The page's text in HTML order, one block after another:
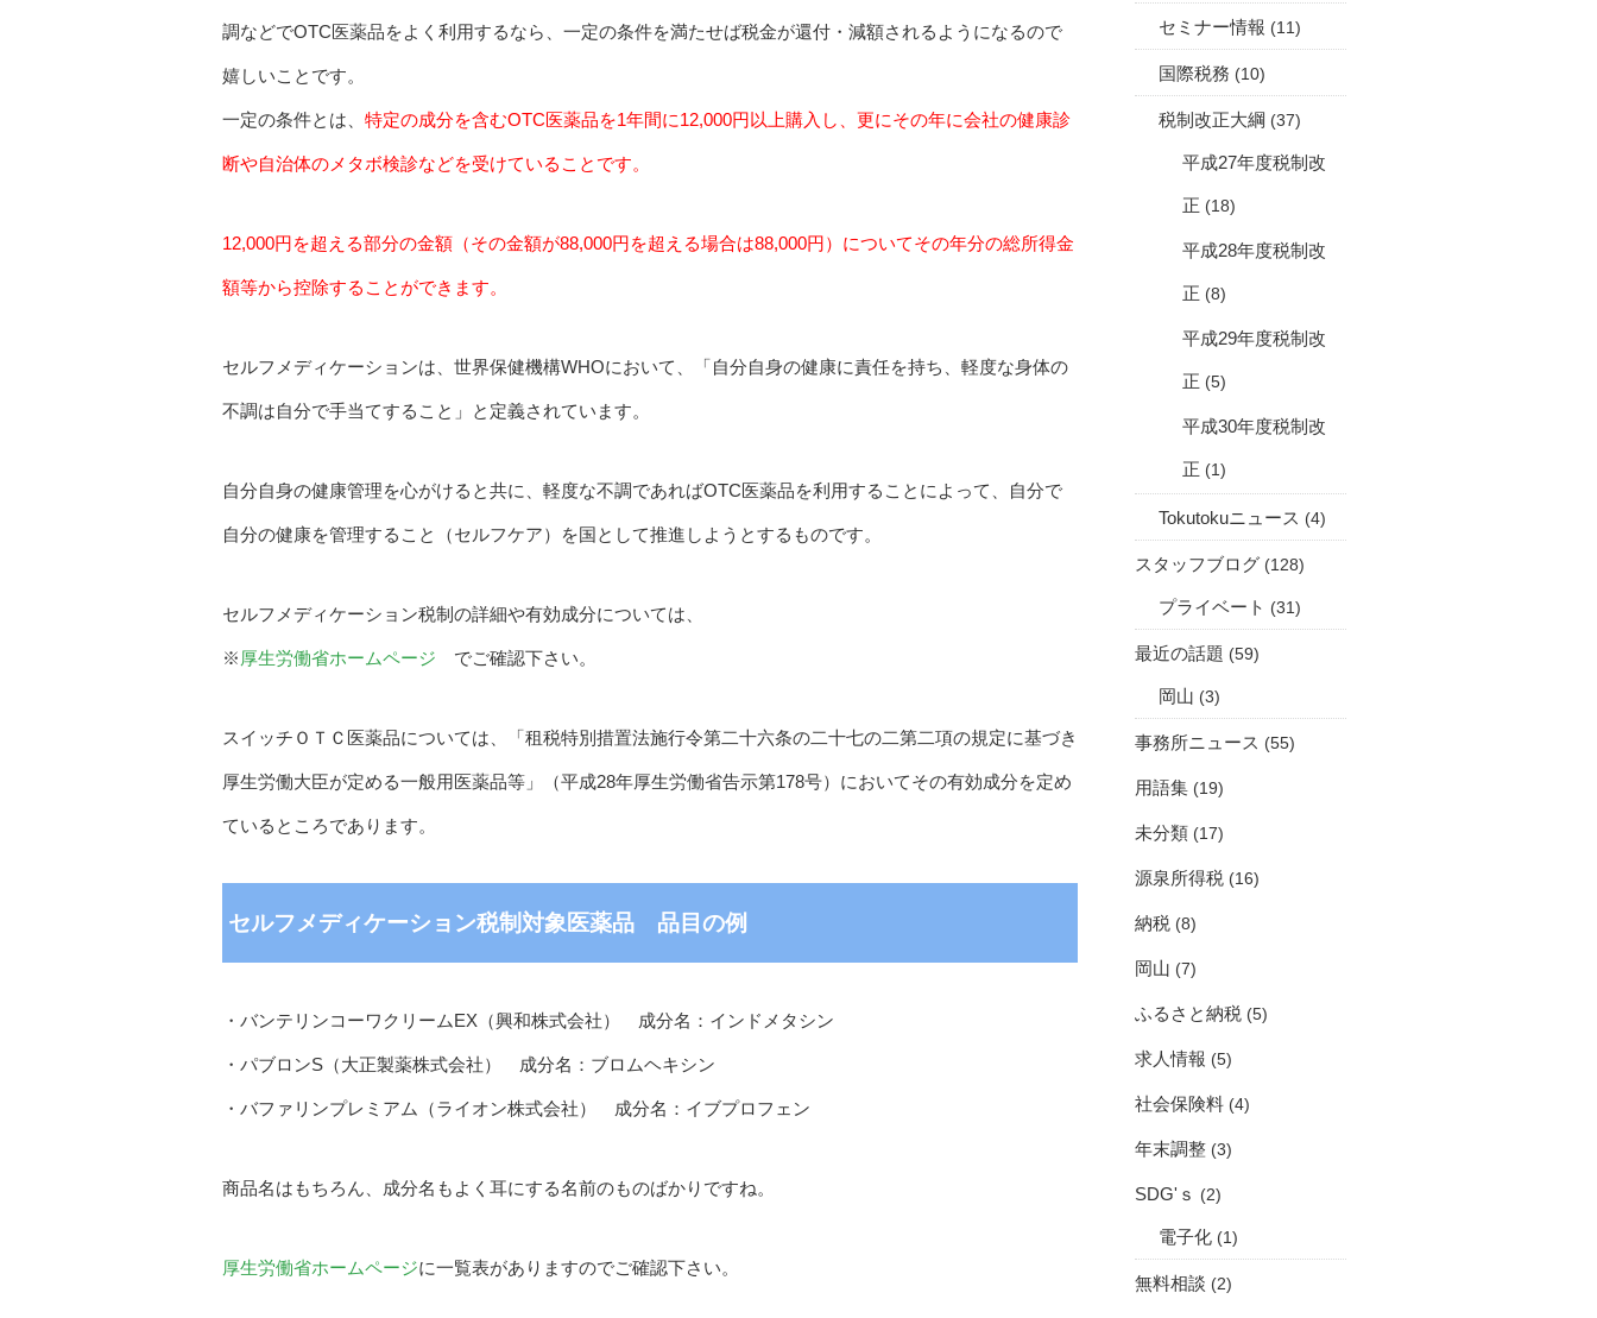
調などでOTC医薬品をよく利用するなら、一定の条件を満たせば税金が還付・減額されるようになるので
嬉しいことです。
一定の条件とは、 特定の成分を含むOTC医薬品を1年間に12,000円以上購入し、更にその年に会社の健康診
断や自治体のメタボ検診などを受けていることです。
12,000円を超える部分の金額（その金額が88,000円を超える場合は88,000円）についてその年分の総所得金
額等から控除することができます。
セルフメディケーションは、世界保健機構WHOにおいて、「自分自身の健康に責任を持ち、軽度な身体の
不調は自分で手当てすること」と定義されています。
自分自身の健康管理を心がけると共に、軽度な不調であればOTC医薬品を利用することによって、自分で
自分の健康を管理すること（セルフケア）を国として推進しようとするものです。
セルフメディケーション税制の詳細や有効成分については、
※ 厚生労働省ホームページ でご確認下さい。
スイッチＯＴＣ医薬品については、「租税特別措置法施行令第二十六条の二十七の二第二項の規定に基づき
厚生労働大臣が定める一般用医薬品等」（平成28年厚生労働省告示第178号）においてその有効成分を定め
ているところであります。
セルフメディケーション税制対象医薬品 品目の例
・バンテリンコーワクリームEX（興和株式会社） 成分名：インドメタシン
・パブロンS（大正製薬株式会社） 成分名：ブロムヘキシン
・バファリンプレミアム（ライオン株式会社） 成分名：イブプロフェン
商品名はもちろん、成分名もよく耳にする名前のものばかりですね。
厚生労働省ホームページに一覧表がありますのでご確認下さい。
セミナー情報 (11)
国際税務 (10)
税制改正大綱 (37)
平成27年度税制改
正 (18)
平成28年度税制改
正 (8)
平成29年度税制改
正 (5)
平成30年度税制改
正 (1)
Tokutokuニュース (4)
スタッフブログ (128)
プライベート (31)
最近の話題 (59)
岡山 (3)
事務所ニュース (55)
用語集 (19)
未分類 (17)
源泉所得税 (16)
納税 (8)
岡山 (7)
ふるさと納税 (5)
求人情報 (5)
社会保険料 (4)
年末調整 (3)
SDG'ｓ (2)
電子化 (1)
無料相談 (2)